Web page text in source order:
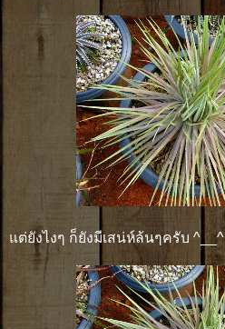
แต่ยังไงๆ ก็ยังมีเสน่ห์ล้นๆครับ ^__^